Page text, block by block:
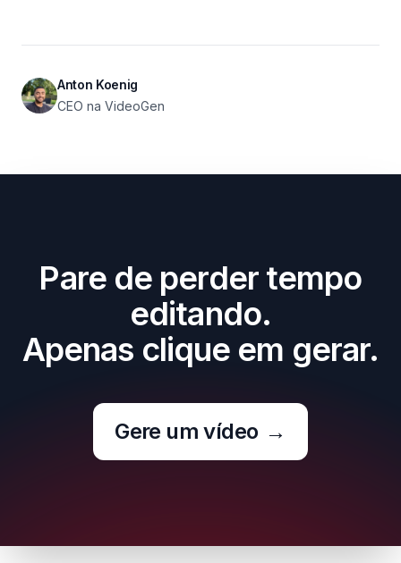
Anton Koenig
CEO na VideoGen
Pare de perder tempo
editando.
Apenas clique em gerar.
Gere um vídeo →